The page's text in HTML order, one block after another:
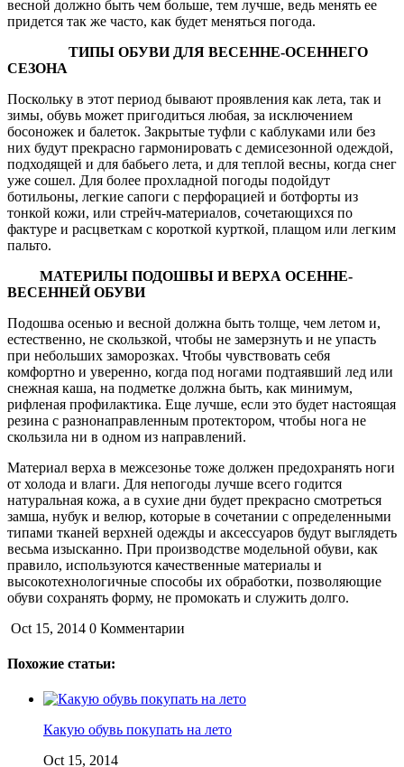
весной должно быть чем больше, тем лучше, ведь менять ее
придется так же часто, как будет меняться погода.
ТИПЫ ОБУВИ ДЛЯ ВЕСЕННЕ-ОСЕННЕГО
СЕЗОНА
Поскольку в этот период бывают проявления как лета, так и
зимы, обувь может пригодиться любая, за исключением
босоножек и балеток. Закрытые туфли с каблуками или без
них будут прекрасно гармонировать с демисезонной одеждой,
подходящей и для бабьего лета, и для теплой весны, когда снег
уже сошел. Для более прохладной погоды подойдут
ботильоны, легкие сапоги с перфорацией и ботфорты из
тонкой кожи, или стрейч-материалов, сочетающихся по
фактуре и расцветкам с короткой курткой, плащом или легким
пальто.
МАТЕРИЛЫ ПОДОШВЫ И ВЕРХА ОСЕННЕ-
ВЕСЕННЕЙ ОБУВИ
Подошва осенью и весной должна быть толще, чем летом и,
естественно, не скользкой, чтобы не замерзнуть и не упасть
при небольших заморозках. Чтобы чувствовать себя
комфортно и уверенно, когда под ногами подтаявший лед или
снежная каша, на подметке должна быть, как минимум,
рифленая профилактика. Еще лучше, если это будет настоящая
резина с разнонаправленным протектором, чтобы нога не
скользила ни в одном из направлений.
Материал верха в межсезонье тоже должен предохранять ноги
от холода и влаги. Для непогоды лучше всего годится
натуральная кожа, а в сухие дни будет прекрасно смотреться
замша, нубук и велюр, которые в сочетании с определенными
типами тканей верхней одежды и аксессуаров будут выглядеть
весьма изысканно. При производстве модельной обуви, как
правило, используются качественные материалы и
высокотехнологичные способы их обработки, позволяющие
обуви сохранять форму, не промокать и служить долго.
Oct 15, 2014 0 Комментарии
Похожие статьи:
Какую обувь покупать на лето
Oct 15, 2014